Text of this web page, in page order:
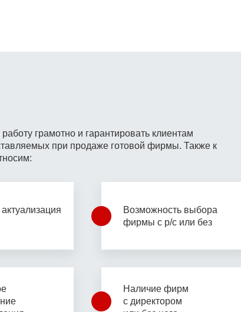
грамотно и гарантировать клиентам
при продаже готовой фирмы. Также к
Возможность выбора
фирмы с р/с или без
Наличие фирм
с директором